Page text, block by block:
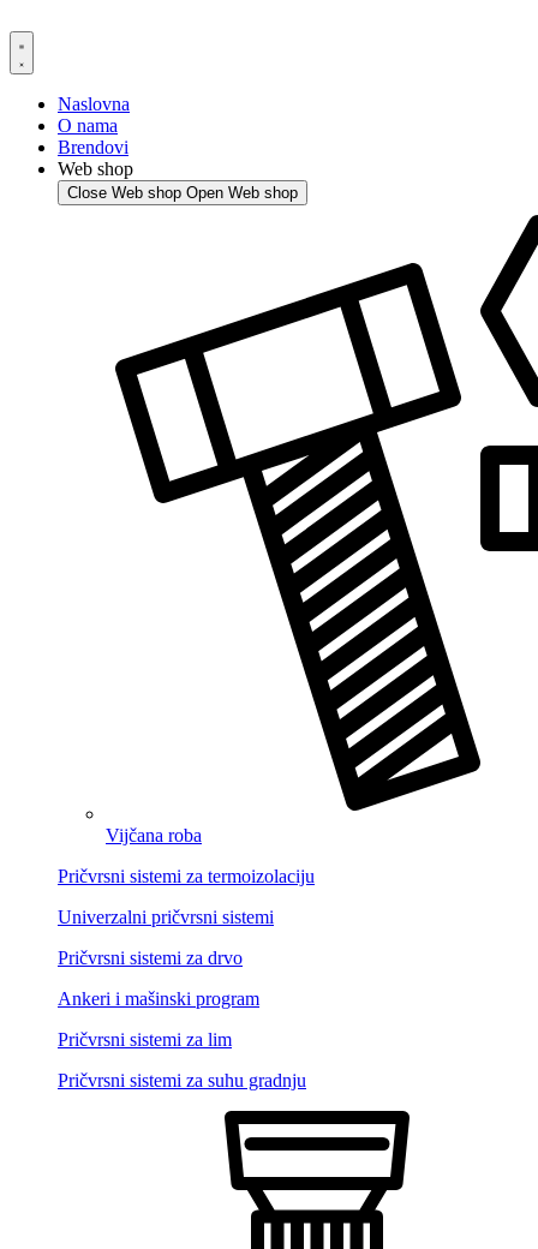
to
content
Naslovna
O nama
Brendovi
Web shop
Close Web shop Open Web shop
Vijčana roba
Pričvrsni sistemi za termoizolaciju
Univerzalni pričvrsni sistemi
Pričvrsni sistemi za drvo
Ankeri i mašinski program
Pričvrsni sistemi za lim
Pričvrsni sistemi za suhu gradnju